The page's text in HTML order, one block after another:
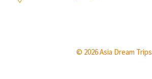
© 2026 Asia Dream Trips